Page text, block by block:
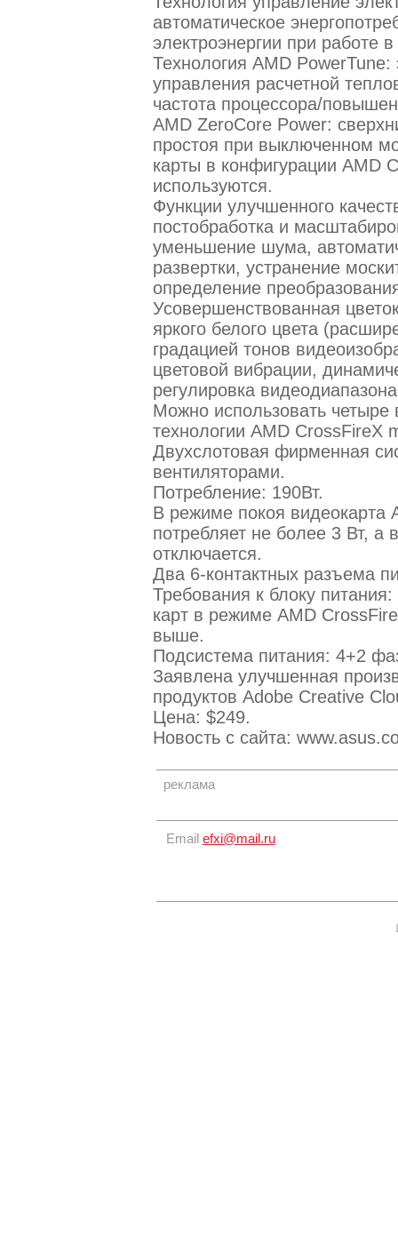
автоматическое
электроэнергии при работе
Технология AMD PowerTune:
управления расчетной
частота процессора/
AMD ZeroCore Power:
простоя при выключенном
карты в конфигурации AMD
используются.
Функции улучшенного
постобработка и
уменьшение шума,
развертки, устранение
определение
Усовершенствованная
яркого белого цвета
градацией тонов
цветовой вибрации,
регулировка
Можно использовать четыре
технологии AMD CrossFireX
Двухслотовая фирменная
вентиляторами.
Потребление: 190Вт.
В режиме покоя видеокарта
потребляет не более 3 Вт, а
отключается.
Два 6-контактных разъема
Требования к блоку
карт в режиме AMD
выше.
Подсистема питания: 4+2
Заявлена улучшенная
продуктов Adobe Creative
Цена: $249.
Новость с сайта:
реклама
Email efxi@mail.ru